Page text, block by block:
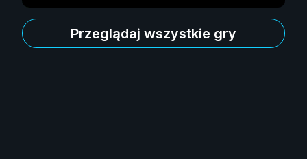
Przeglądaj wszystkie gry